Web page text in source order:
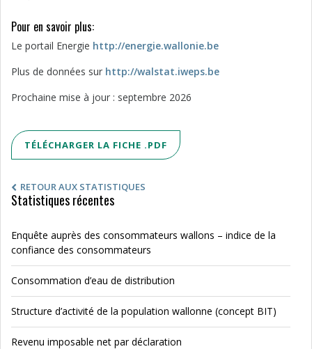
Pour en savoir plus:
Le portail Energie http://energie.wallonie.be
Plus de données sur http://walstat.iweps.be
Prochaine mise à jour : septembre 2026
TÉLÉCHARGER LA FICHE .PDF
RETOUR AUX STATISTIQUES
Statistiques récentes
Enquête auprès des consommateurs wallons – indice de la
confiance des consommateurs
Consommation d’eau de distribution
Structure d’activité de la population wallonne (concept BIT)
Revenu imposable net par déclaration